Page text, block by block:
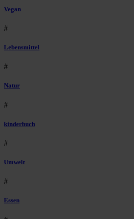
Vegan
#
Lebensmittel
#
Natur
#
kinderbuch
#
Umwelt
#
Essen